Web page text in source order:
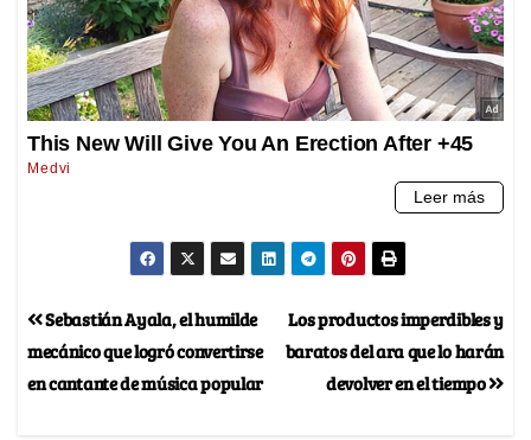
Los productos imperdibles y
baratos del ara que lo harán
devolver en el tiempo
Sebastián Ayala, el humilde
mecánico que logró convertirse
en cantante de música popular